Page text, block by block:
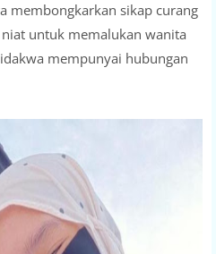
membongkarkan sikap curang
untuk memalukan wanita
mempunyai hubungan